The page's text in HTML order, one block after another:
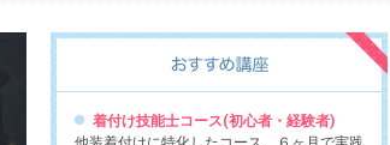
着付け技能士コース(初心者・経験者)